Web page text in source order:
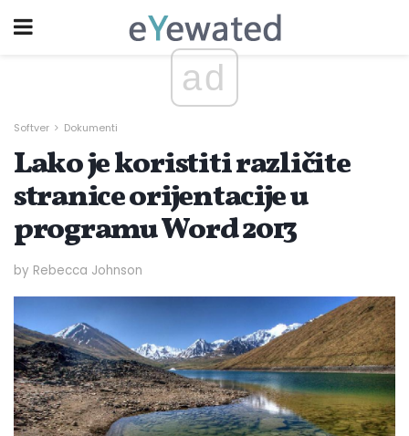
ad
Softver Dokumenti
Lako je koristiti različite
stranice orijentacije u
programu Word 2013
by Rebecca Johnson